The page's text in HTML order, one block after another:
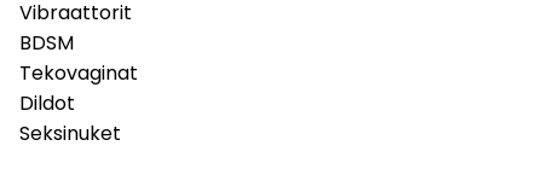
Vibraattorit
BDSM
Tekovaginat
Dildot
Seksinuket